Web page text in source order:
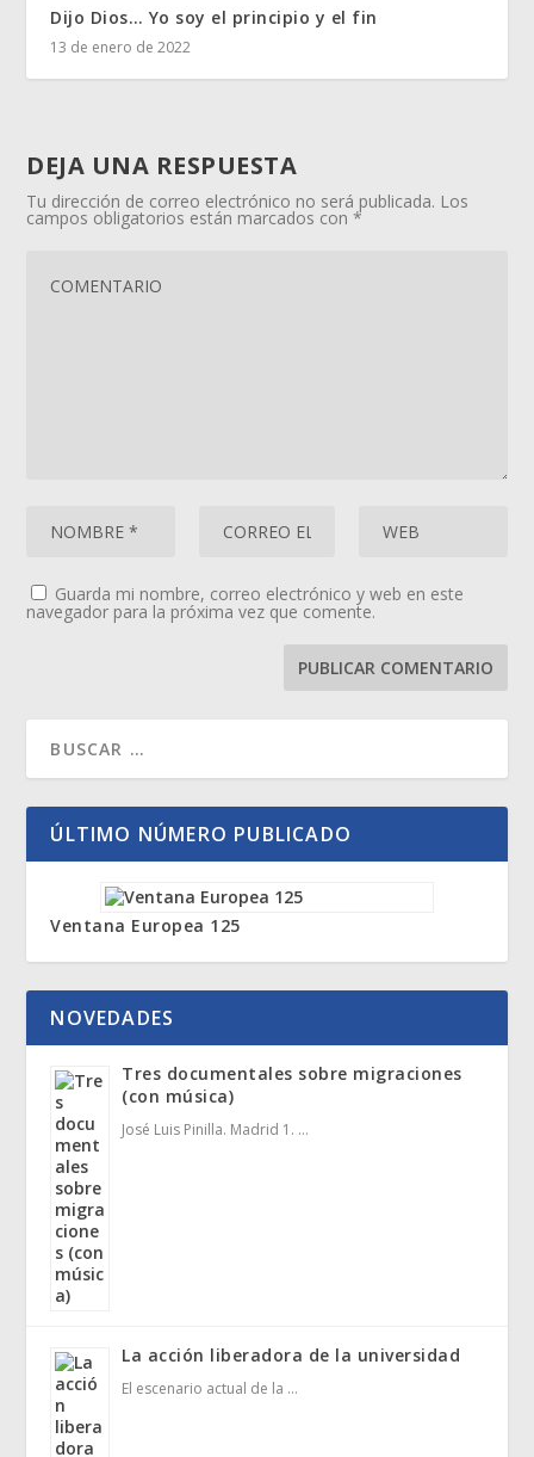
Dijo Dios… Yo soy el principio y el fin
13 de enero de 2022
DEJA UNA RESPUESTA
Tu dirección de correo electrónico no será publicada. Los
campos obligatorios están marcados con*
Guarda mi nombre, correo electrónico y web en este
navegador para la próxima vez que comente.
ÚLTIMO NÚMERO PUBLICADO
Ventana Europea 125
NOVEDADES
Tres documentales sobre migraciones
(con música)
José Luis Pinilla. Madrid 1. …
La acción liberadora de la universidad
El escenario actual de la …